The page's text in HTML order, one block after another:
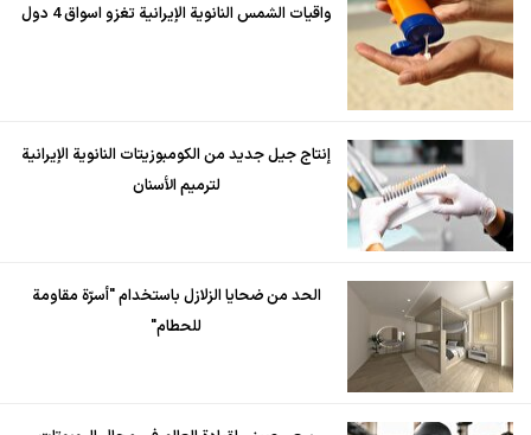
واقيات الشمس النانوية الإيرانية تغزو اسواق 4 دول
إنتاج جيل جديد من الكومبوزيتات النانوية الإيرانية
لترميم الأسنان
الحد من ضحايا الزلازل باستخدام "أسرّة مقاومة
للحطام"